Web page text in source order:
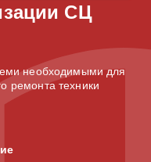
СЦ
необходимыми для
ремонта техники